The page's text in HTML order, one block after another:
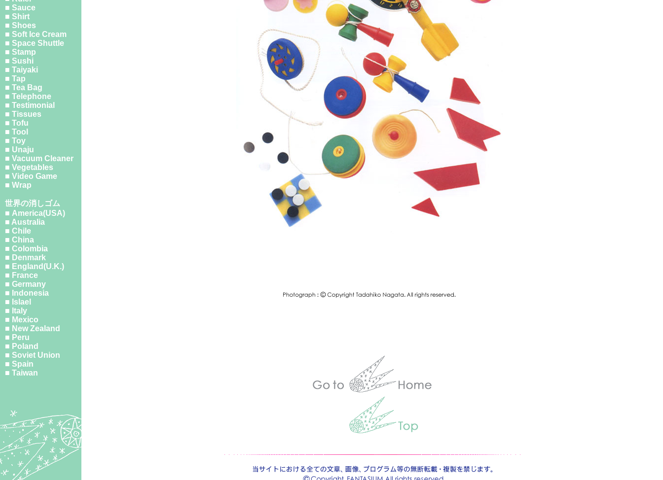
■ Sauce
■ Shirt
■ Shoes
■ Soft Ice Cream
■ Space Shuttle
■ Stamp
■ Sushi
■ Taiyaki
■ Tap
■ Tea Bag
■ Telephone
■ Testimonial
■ Tissues
■ Tofu
■ Tool
■ Toy
■ Unaju
■ Vacuum Cleaner
■ Vegetables
■ Video Game
■ Wrap
世界の消しゴム
■ America(USA)
■ Australia
■ Chile
■ China
■ Colombia
■ Denmark
■ England(U.K.)
■ France
■ Germany
■ Indonesia
■ Islael
■ Italy
■ Mexico
■ New Zealand
■ Peru
■ Poland
■ Soviet Union
■ Spain
■ Taiwan